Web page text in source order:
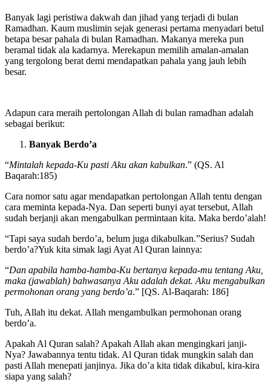
Banyak lagi peristiwa dakwah dan jihad yang terjadi di bulan
Ramadhan. Kaum muslimin sejak generasi pertama menyadari betul
betapa besar pahala di bulan Ramadhan. Makanya mereka pun
beramal tidak ala kadarnya. Merekapun memilih amalan-amalan
yang tergolong berat demi mendapatkan pahala yang jauh lebih
besar.
Adapun cara meraih pertolongan Allah di bulan ramadhan adalah
sebagai berikut:
Banyak Berdo’a
“Mintalah kepada-Ku pasti Aku akan kabulkan.” (QS. Al
Baqarah:185)
Cara nomor satu agar mendapatkan pertolongan Allah tentu dengan
cara meminta kepada-Nya. Dan seperti bunyi ayat tersebut, Allah
sudah berjanji akan mengabulkan permintaan kita. Maka berdo’alah!
“Tapi saya sudah berdo’a, belum juga dikabulkan.”Serius? Sudah
berdo’a?Yuk kita simak lagi Ayat Al Quran lainnya:
“Dan apabila hamba-hamba-Ku bertanya kepada-mu tentang Aku,
maka (jawablah) bahwasanya Aku adalah dekat. Aku mengabulkan
permohonan orang yang berdo’a.” [QS. Al-Baqarah: 186]
Tuh, Allah itu dekat. Allah mengambulkan permohonan orang
berdo’a.
Apakah Al Quran salah? Apakah Allah akan mengingkari janji-
Nya? Jawabannya tentu tidak. Al Quran tidak mungkin salah dan
pasti Allah menepati janjinya. Jika do’a kita tidak dikabul, kira-kira
siapa yang salah?